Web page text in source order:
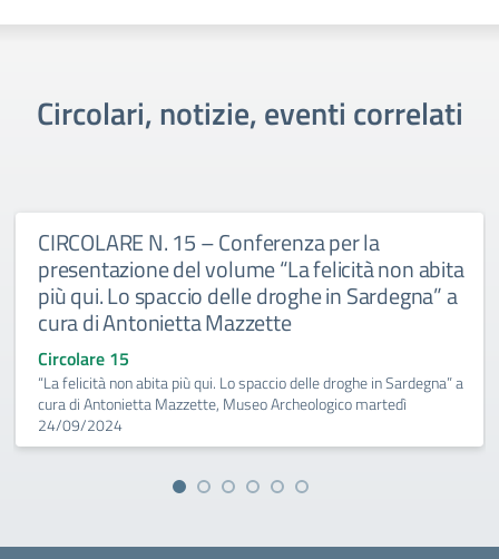
Circolari, notizie, eventi correlati
CIRCOLARE N. 15 – Conferenza per la
presentazione del volume “La felicità non abita
più qui. Lo spaccio delle droghe in Sardegna” a
cura di Antonietta Mazzette
Circolare 15
“La felicità non abita più qui. Lo spaccio delle droghe in Sardegna” a
cura di Antonietta Mazzette, Museo Archeologico martedì
24/09/2024